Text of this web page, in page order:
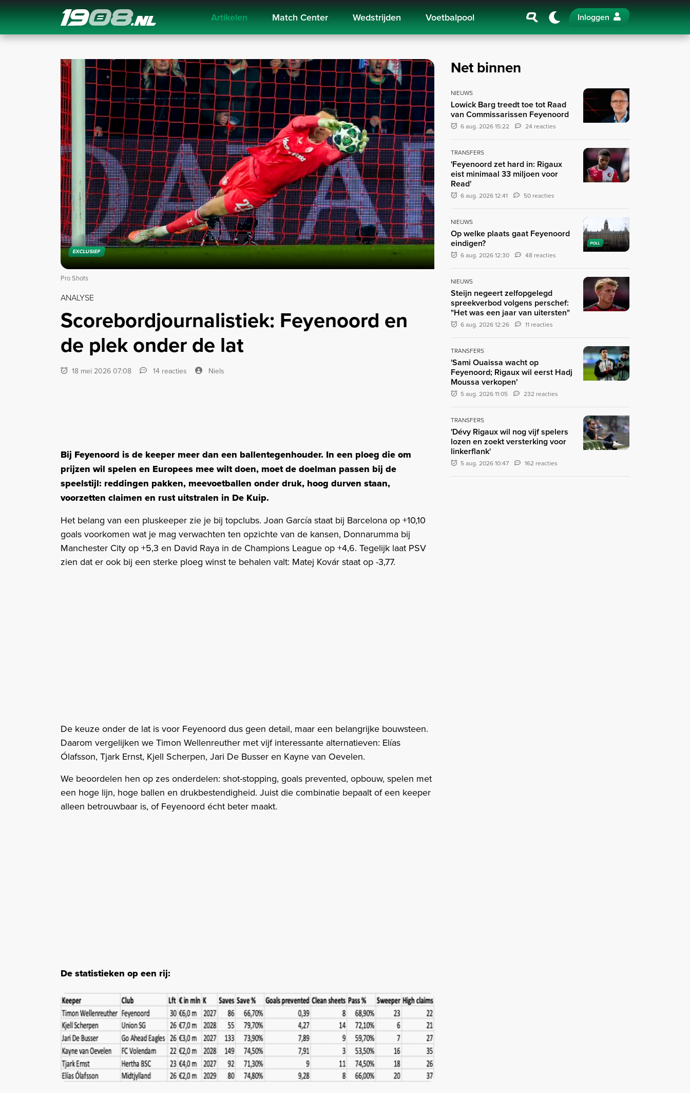
Navigation Artikelen Match Center Wedstrijden Voetbalpool Inloggen
EXCLUSIEF
Pro Shots
ANALYSE
Scorebordjournalistiek: Feyenoord en
de plek onder de lat
18 mei 2026 07:08 14 reacties Niels
Bij Feyenoord is de keeper meer dan een ballentegenhouder. In een ploeg die om
prijzen wil spelen en Europees mee wilt doen, moet de doelman passen bij de
speelstijl: reddingen pakken, meevoetballen onder druk, hoog durven staan,
voorzetten claimen en rust uitstralen in De Kuip.
Het belang van een pluskeeper zie je bij topclubs. Joan García staat bij Barcelona op +10,10
goals voorkomen wat je mag verwachten ten opzichte van de kansen, Donnarumma bij
Manchester City op +5,3 en David Raya in de Champions League op +4,6. Tegelijk laat PSV
zien dat er ook bij een sterke ploeg winst te behalen valt: Matej Kovár staat op -3,77.
De keuze onder de lat is voor Feyenoord dus geen detail, maar een belangrijke bouwsteen.
Daarom vergelijken we Timon Wellenreuther met vijf interessante alternatieven: Elías
Ólafsson, Tjark Ernst, Kjell Scherpen, Jari De Busser en Kayne van Oevelen.
We beoordelen hen op zes onderdelen: shot-stopping, goals prevented, opbouw, spelen met
een hoge lijn, hoge ballen en drukbestendigheid. Juist die combinatie bepaalt of een keeper
alleen betrouwbaar is, of Feyenoord écht beter maakt.
De statistieken op een rij:
Net binnen
NIEUWS
Lowick Barg treedt toe tot Raad
van Commissarissen Feyenoord
6 aug. 2026 15:22 24 reacties
TRANSFERS
'Feyenoord zet hard in: Rigaux
eist minimaal 33 miljoen voor
Read'
6 aug. 2026 12:41 50 reacties
POLL
NIEUWS
Op welke plaats gaat Feyenoord
eindigen?
6 aug. 2026 12:30 48 reacties
NIEUWS
Steijn negeert zelfopgelegd
spreekverbod volgens perschef:
"Het was een jaar van uitersten"
6 aug. 2026 12:26 11 reacties
TRANSFERS
'Sami Ouaissa wacht op
Feyenoord; Rigaux wil eerst Hadj
Moussa verkopen'
5 aug. 2026 11:05 232 reacties
TRANSFERS
'Dévy Rigaux wil nog vijf spelers
lozen en zoekt versterking voor
linkerflank'
5 aug. 2026 10:47 162 reacties